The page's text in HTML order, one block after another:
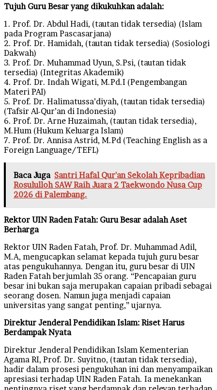
Tujuh Guru Besar yang dikukuhkan adalah:
1. Prof. Dr. Abdul Hadi, (tautan tidak tersedia) (Islam
pada Program Pascasarjana)
2. Prof. Dr. Hamidah, (tautan tidak tersedia) (Sosiologi
Dakwah)
3. Prof. Dr. Muhammad Uyun, S.Psi, (tautan tidak
tersedia) (Integritas Akademik)
4. Prof. Dr. Indah Wigati, M.Pd.I (Pengembangan
Materi PAI)
5. Prof. Dr. Halimatussa’diyah, (tautan tidak tersedia)
(Tafsir Al-Qur’an di Indonesia)
6. Prof. Dr. Arne Huzaimah, (tautan tidak tersedia),
M.Hum (Hukum Keluarga Islam)
7. Prof. Dr. Annisa Astrid, M.Pd (Teaching English as a
Foreign Language/TEFL)
Baca Juga Santri Hafal Qur'an Sekolah Kepribadian
Rosululloh SAW Raih Juara 2 Taekwondo Nusa Cup
2026 di Palembang.
Rektor UIN Raden Fatah: Guru Besar adalah Aset
Berharga
Rektor UIN Raden Fatah, Prof. Dr. Muhammad Adil,
M.A, mengucapkan selamat kepada tujuh guru besar
atas pengukuhannya. Dengan itu, guru besar di UIN
Raden Fatah berjumlah 35 orang. “Pencapaian guru
besar ini bukan saja merupakan capaian pribadi sebagai
seorang dosen. Namun juga menjadi capaian
universitas yang sangat penting,” ujarnya.
Direktur Jenderal Pendidikan Islam: Riset Harus
Berdampak Nyata
Direktur Jenderal Pendidikan Islam Kementerian
Agama RI, Prof. Dr. Suyitno, (tautan tidak tersedia),
hadir dalam prosesi pengukuhan ini dan menyampaikan
apresiasi terhadap UIN Raden Fatah. Ia menekankan